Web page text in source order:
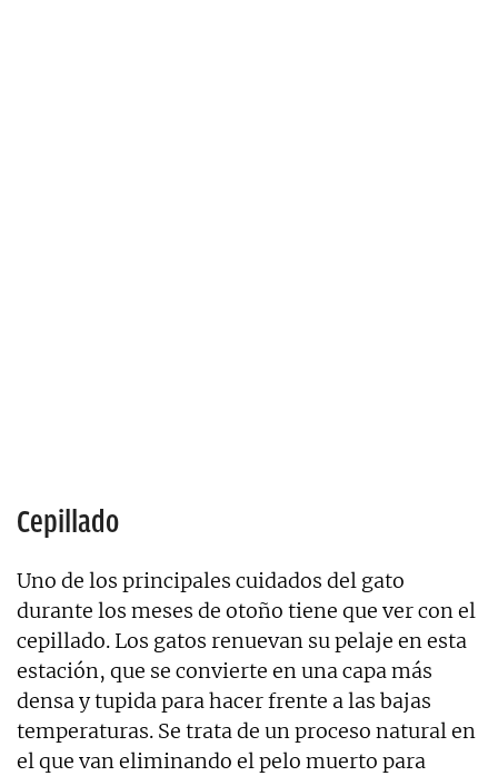
Cepillado
Uno de los principales cuidados del gato
durante los meses de otoño tiene que ver con el
cepillado. Los gatos renuevan su pelaje en esta
estación, que se convierte en una capa más
densa y tupida para hacer frente a las bajas
temperaturas. Se trata de un proceso natural en
el que van eliminando el pelo muerto para